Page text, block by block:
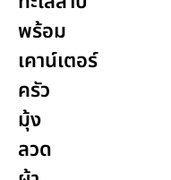
พร้อม
เคาน์เตอร์
ครัว
มุ้ง
ลวด